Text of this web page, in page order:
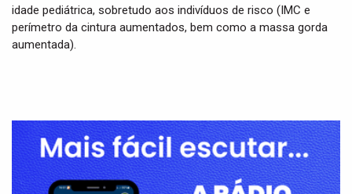
idade pediátrica, sobretudo aos indivíduos de risco (IMC e
perímetro da cintura aumentados, bem como a massa gorda
aumentada).